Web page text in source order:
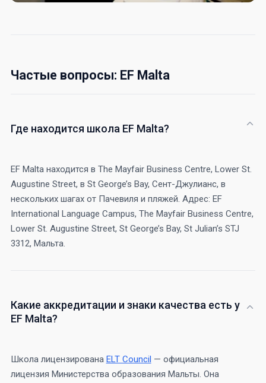
Частые вопросы: EF Malta
Где находится школа EF Malta?
EF Malta находится в The Mayfair Business Centre, Lower St.
Augustine Street, в St George’s Bay, Сент-Джулианс, в
нескольких шагах от Пачевиля и пляжей. Адрес: EF
International Language Campus, The Mayfair Business Centre,
Lower St. Augustine Street, St George’s Bay, St Julian’s STJ
3312, Мальта.
Какие аккредитации и знаки качества есть у
EF Malta?
Школа лицензирована ELT Council — официальная
лицензия Министерства образования Мальты. Она